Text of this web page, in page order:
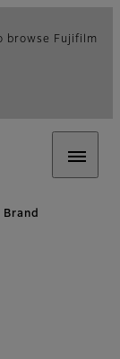
browse Fujifilm
Brand